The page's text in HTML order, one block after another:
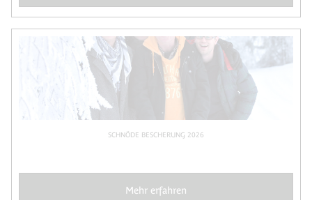
SCHNÖDE BESCHERUNG 2026
Mehr erfahren